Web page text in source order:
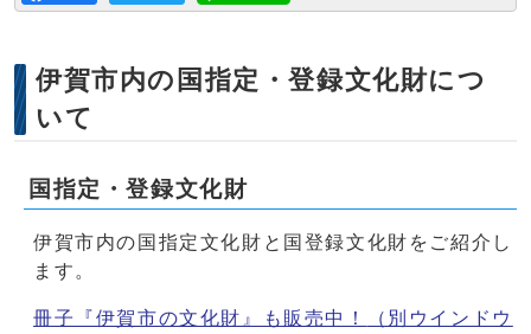
伊賀市内の国指定・登録文化財につ
いて
国指定・登録文化財
伊賀市内の国指定文化財と国登録文化財をご紹介し
ます。
冊子『伊賀市の文化財』も販売中！
（別ウインドウ